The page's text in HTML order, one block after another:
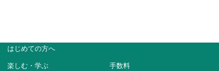
はじめての方へ
楽しむ・学ぶ 手数料